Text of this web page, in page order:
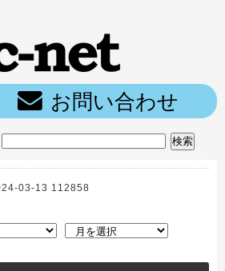
お問い合わせ
03-13 112858